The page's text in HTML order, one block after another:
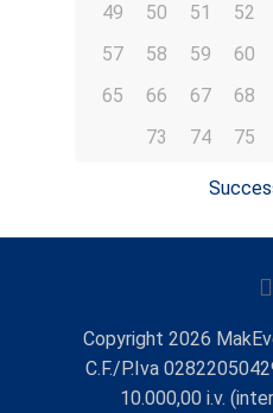
49
50 51 52
57
58 59 60
65
66 67 68
73
74 75
Copyright 2026
C.F./P.Iva
10.000,00 i.v.